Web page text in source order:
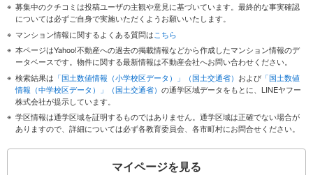
募集中のクチコミは投稿ユーザの主観や意見に基づいています。最終的な事実確認
については必ずご自身で実施いただくようお願いいたします。
マンション情報に関するよくある質問はこちら
本ページはYahoo!不動産への過去の掲載情報などから作成したマンション情報のデ
ータベースです。物件に関する最新情報は不動産会社へお問い合わせください。
検索結果は 「国土数値情報（小学校区データ）」（国土交通省） および 「国土数値
情報（中学校区データ）」（国土交通省） の通学区域データをもとに、LINEヤフー
株式会社が提示しています。
学区情報は通学区域を証明するものではありません。通学区域は正確でない場合が
ありますので、詳細については必ず各教育委員会、各市町村にお問合せください。
マイページを見る